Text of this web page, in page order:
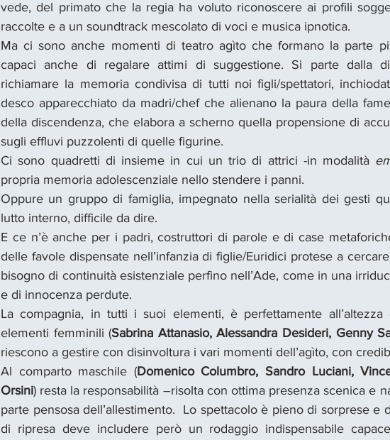
vede, del primato che la regia ha voluto riconoscere ai profili
raccolte e a un soundtrack mescolato di voci e musica ipnotica.
Ma ci sono anche momenti di teatro agìto che formano la parte
capaci anche di regalare attimi di suggestione. Si parte dalla
richiamare la memoria condivisa di tutti noi figli/spettatori,
desco apparecchiato da madri/chef che alienano la paura della
della discendenza, che elabora a scherno quella propensione di
sugli effluvi puzzolenti di quelle figurine.
Ci sono quadretti di insieme in cui un trio di attrici -in modalità
propria memoria adolescenziale nello stendere i panni.
Oppure un gruppo di famiglia, impegnato nella serialità dei gesti
lutto interno, difficile da dire.
E ce n’è anche per i padri, costruttori di parole e di case
delle favole dispensate nell’infanzia di figlie/Euridici protese a
bisogno di continuità esistenziale perfino nell’Ade, come in una
e di innocenza perdute.
La compagnia, in tutti i suoi elementi, è perfettamente
elementi femminili (Sabrina Attanasio, Alessandra Desideri, Genny
riescono a gestire con disinvoltura i vari momenti dell’agìto, con
Al comparto maschile (Domenico Columbro, Sandro Luciani,
Orsini) resta la responsabilità –risolta con ottima presenza scenica e
parte pensosa dell’allestimento.  Lo spettacolo è pieno di sorprese e
di ripresa deve includere però un rodaggio indispensabile